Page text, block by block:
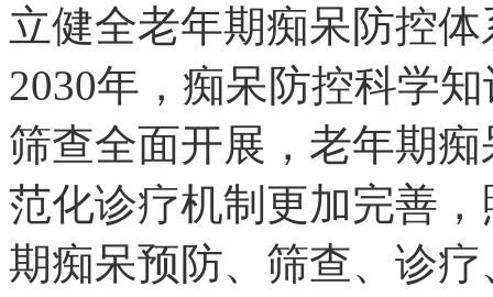
立健全老年期痴呆防控
2030年，痴呆防控科学
筛查全面开展，老年期
范化诊疗机制更加完善
期痴呆预防、筛查、诊